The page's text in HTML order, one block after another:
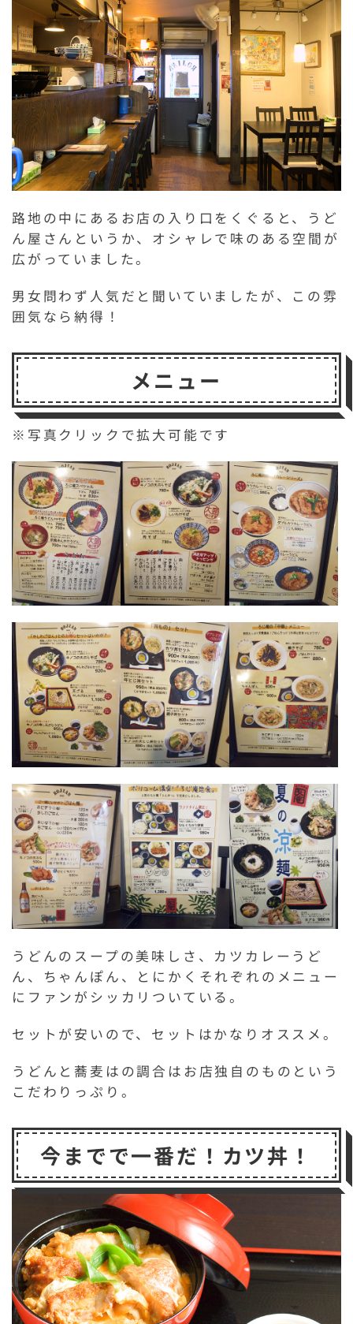
路地の中にあるお店の入り口をくぐると、うど
ん屋さんというか、オシャレで味のある空間が
広がっていました。
男女問わず人気だと聞いていましたが、この雰
囲気なら納得！
メニュー
※写真クリックで拡大可能です
うどんのスープの美味しさ、カツカレーうど
ん、ちゃんぽん、とにかくそれぞれのメニュー
にファンがシッカリついている。
セットが安いので、セットはかなりオススメ。
うどんと蕎麦はの調合はお店独自のものという
こだわりっぷり。
今までで一番だ！カツ丼！